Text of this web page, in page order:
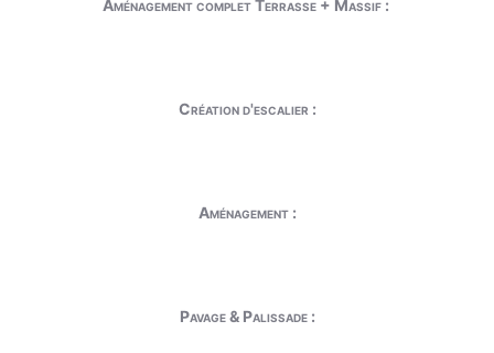
Aménagement complet Terrasse + Massif :
Création d'escalier :
Aménagement :
Pavage & Palissade :